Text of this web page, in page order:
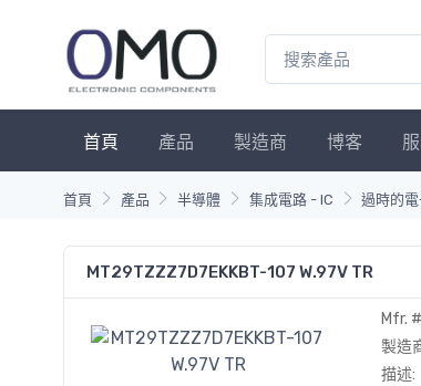
首頁 產品 製造商 博客
首頁 產品 半導體 集成電路 - IC 過時的
MT29TZZZ7D7EKKBT-107 W.97V TR
Mfr.
製造
描述: